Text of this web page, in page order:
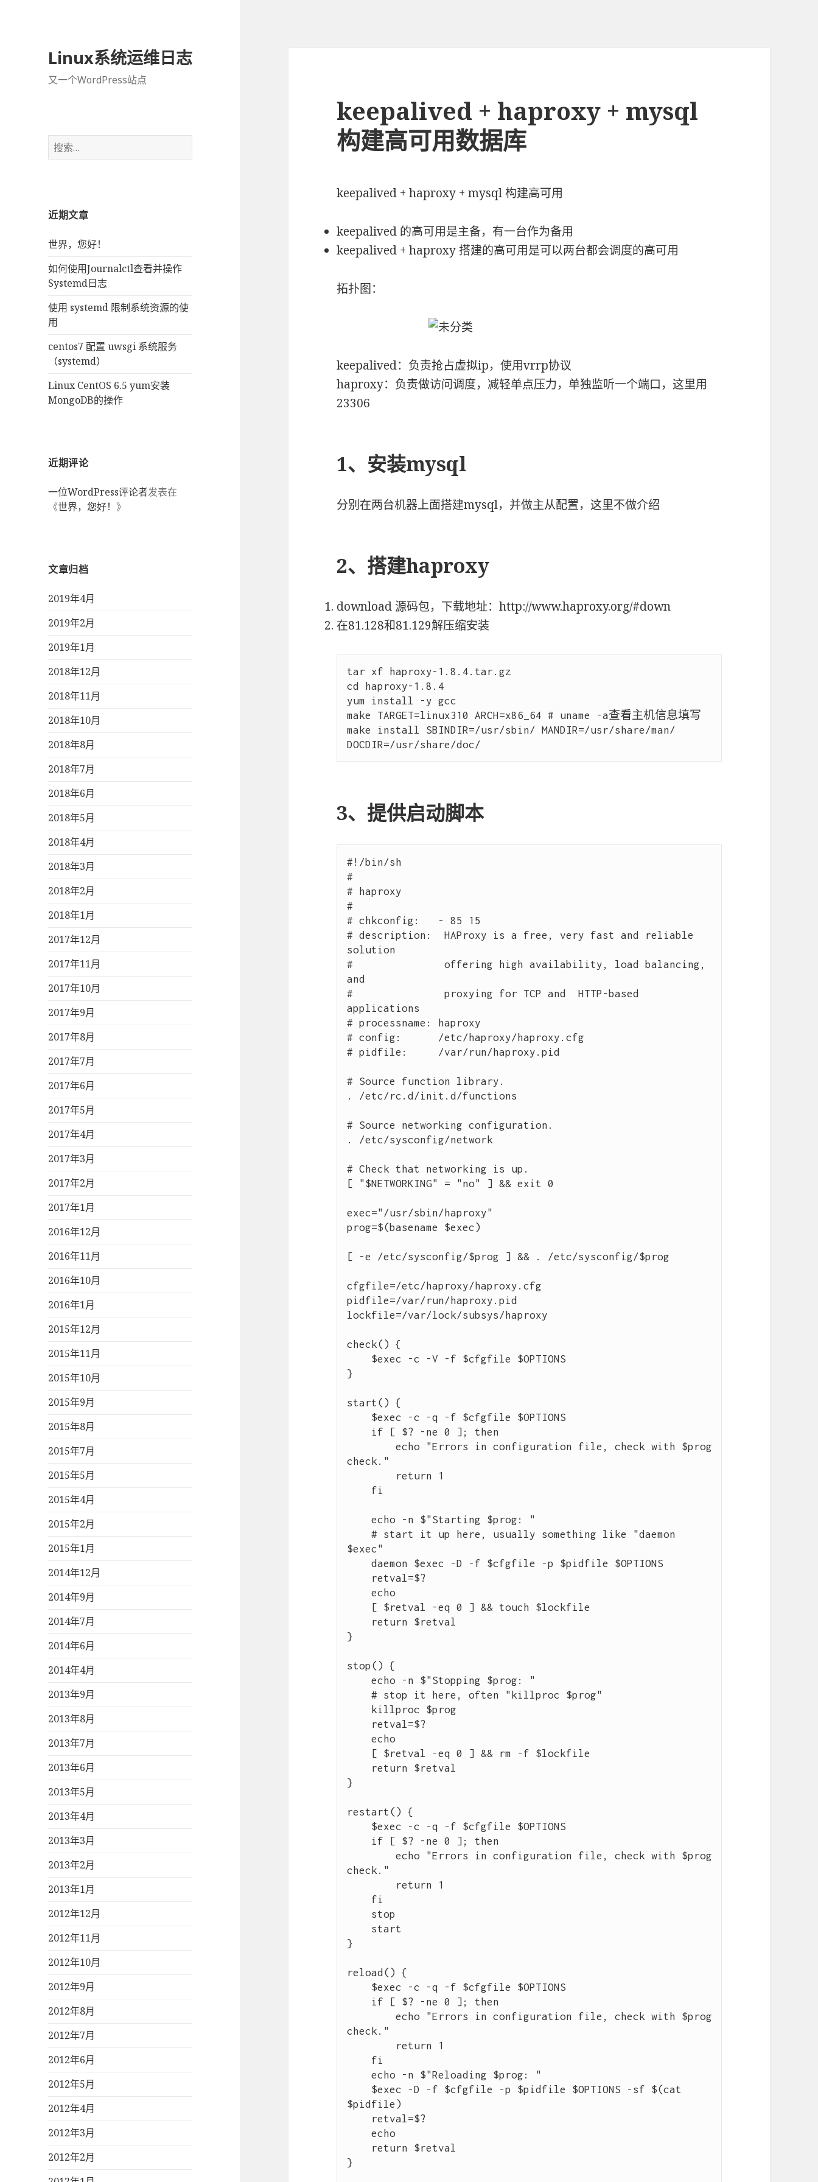
Linux系统运维日志
又一个WordPress站点
搜
索
近期文章
世界，您好！
如何使用Journalctl查看并操作
Systemd日志
使用 systemd 限制系统资源的使
用
centos7 配置 uwsgi 系统服务
（systemd）
Linux CentOS 6.5 yum安装
MongoDB的操作
近期评论
一位WordPress评论者发表在
《世界，您好！》
文章归档
2019年4月
2019年2月
2019年1月
2018年12月
2018年11月
2018年10月
2018年8月
2018年7月
2018年6月
2018年5月
2018年4月
2018年3月
2018年2月
2018年1月
2017年12月
2017年11月
2017年10月
2017年9月
2017年8月
2017年7月
2017年6月
2017年5月
2017年4月
2017年3月
2017年2月
2017年1月
2016年12月
2016年11月
2016年10月
2016年1月
2015年12月
2015年11月
2015年10月
2015年9月
2015年8月
2015年7月
2015年5月
2015年4月
2015年2月
2015年1月
2014年12月
2014年9月
2014年7月
2014年6月
2014年4月
2013年9月
2013年8月
2013年7月
2013年6月
2013年5月
2013年4月
2013年3月
2013年2月
2013年1月
2012年12月
2012年11月
2012年10月
2012年9月
2012年8月
2012年7月
2012年6月
2012年5月
2012年4月
2012年3月
2012年2月
keepalived + haproxy + mysql
构建高可用数据库
keepalived + haproxy + mysql 构建高可用
keepalived 的高可用是主备，有一台作为备用
keepalived + haproxy 搭建的高可用是可以两台都会调度的高可用
拓扑图：
keepalived：负责抢占虚拟ip，使用vrrp协议
haproxy：负责做访问调度，减轻单点压力，单独监听一个端口，这里用
23306
1、安装mysql
分别在两台机器上面搭建mysql，并做主从配置，这里不做介绍
2、搭建haproxy
download 源码包，下载地址：http://www.haproxy.org/#down
在81.128和81.129解压缩安装
tar xf haproxy-1.8.4.tar.gz
cd haproxy-1.8.4
yum install -y gcc
make TARGET=linux310 ARCH=x86_64 # uname -a查看主机信息填写
make install SBINDIR=/usr/sbin/ MANDIR=/usr/share/man/
3、提供启动脚本
#!/bin/sh
#
# haproxy
#
# chkconfig:   - 85 15
# description:  HAProxy is a free, very fast and reliable
solution
#               offering high availability, load balancing,
and
#               proxying for TCP and  HTTP-based
applications
# processname: haproxy
# config:      /etc/haproxy/haproxy.cfg
# pidfile:     /var/run/haproxy.pid
# Source function library.
. /etc/rc.d/init.d/functions
# Source networking configuration.
. /etc/sysconfig/network
# Check that networking is up.
[ "$NETWORKING" = "no" ] && exit 0
exec="/usr/sbin/haproxy"
prog=$(basename $exec)
[ -e /etc/sysconfig/$prog ] && . /etc/sysconfig/$prog
cfgfile=/etc/haproxy/haproxy.cfg
pidfile=/var/run/haproxy.pid
lockfile=/var/lock/subsys/haproxy
check() {
}
start() {
check."
$exec"
}
stop() {
}
restart() {
check."
}
reload() {
check."
$pidfile)
}